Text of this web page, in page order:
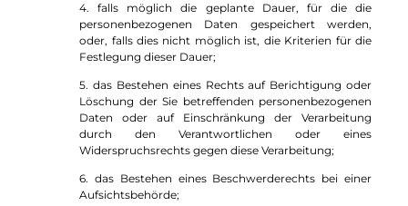
4. falls möglich die geplante Dauer, für die die
personenbezogenen Daten gespeichert werden,
oder, falls dies nicht möglich ist, die Kriterien für die
Festlegung dieser Dauer;
5. das Bestehen eines Rechts auf Berichtigung oder
Löschung der Sie betreffenden personenbezogenen
Daten oder auf Einschränkung der Verarbeitung
durch den Verantwortlichen oder eines
Widerspruchsrechts gegen diese Verarbeitung;
6. das Bestehen eines Beschwerderechts bei einer
Aufsichtsbehörde;